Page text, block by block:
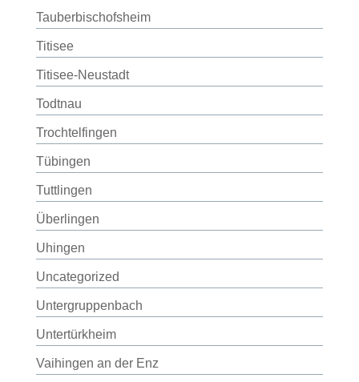
Tauberbischofsheim
Titisee
Titisee-Neustadt
Todtnau
Trochtelfingen
Tübingen
Tuttlingen
Überlingen
Uhingen
Uncategorized
Untergruppenbach
Untertürkheim
Vaihingen an der Enz